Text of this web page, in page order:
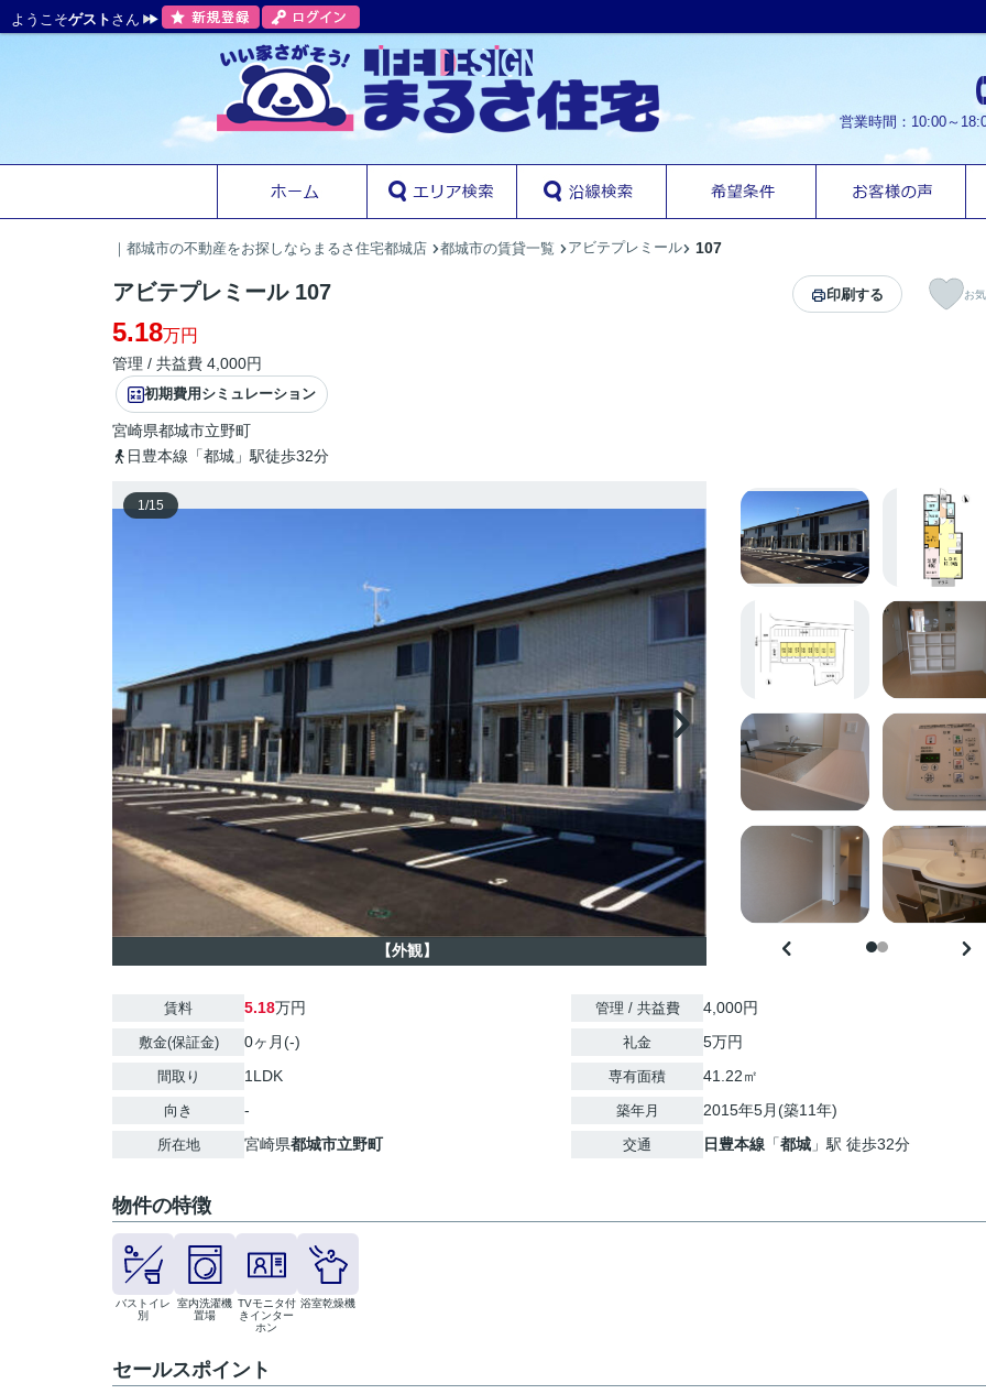
ようこそゲスト さん
営業時間：10:00～
｜都城市の不動産をお探しならまるさ住宅都城店 都城市の賃貸一覧 アビテプレミール 107
アビテプレミール 107
5.18万円
管理 / 共益費 4,000円
初期費用シミュレーション
宮崎県都城市立野町
日豊本線「都城」駅徒歩32分
印刷する お
1/15
【外観】
賃料 5.18万円
敷金(保証金) 0ヶ月(-)
間取り 1LDK
向き -
所在地 宮崎県都城市立野町
管理 / 共益費 4,000円
礼金 5万円
専有面積 41.22㎡
築年月 2015年5月(築11年)
交通 日豊本線 「都城 」駅 徒歩32分
物件の特徴
バストイレ
別
室内洗濯機
置場
TVモニタ付
きインター
ホン
浴室乾燥機
セールスポイント